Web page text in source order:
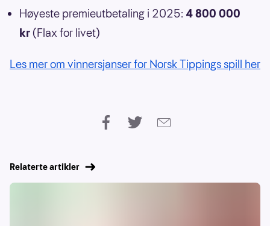
Høyeste premieutbetaling i 2025: 4 800 000
kr (Flax for livet)
Les mer om vinnersjanser for Norsk Tippings spill her
Relaterte artikler